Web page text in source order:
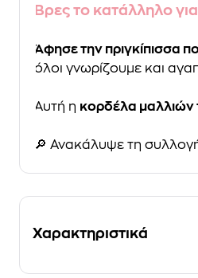
Βρες το κατάλληλο
Άφησε την πριγκίπισσα
όλοι γνωρίζουμε και
Αυτή η κορδέλα μαλλιών
🔎 Ανακάλυψε τη
Χαρακτηριστικά